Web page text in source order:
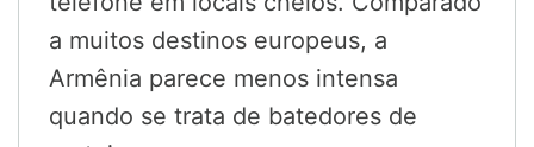
a muitos destinos europeus, a
Armênia parece menos intensa
quando se trata de batedores de